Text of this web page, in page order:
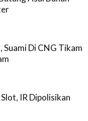
Suami Di CNG Tikam
IR Dipolisikan